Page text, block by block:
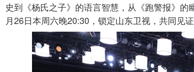
史到《杨氏之子》的语言智慧，从《跑警报》
月26日本周六晚20:30，锁定山东卫视，共同见